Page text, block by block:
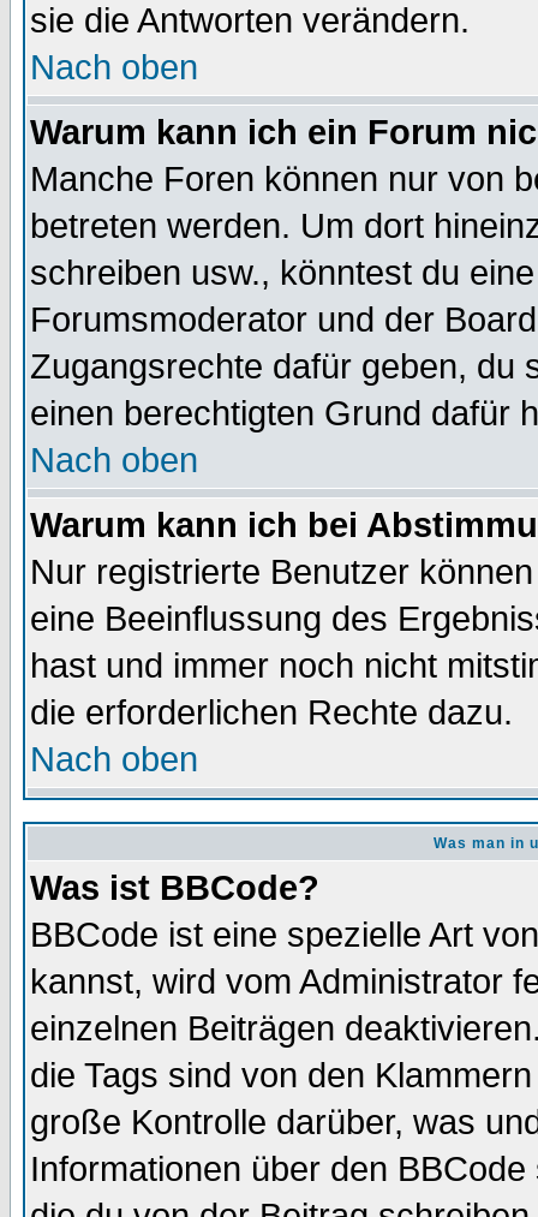
sie die Antworten verändern.
Nach oben
Warum kann ich ein Forum
Manche Foren können nur von
betreten werden. Um dort
schreiben usw., könntest du
Forumsmoderator und der
Zugangsrechte dafür geben, du
einen berechtigten Grund dafür
Nach oben
Warum kann ich bei
Nur registrierte Benutzer
eine Beeinflussung des
hast und immer noch nicht
die erforderlichen Rechte dazu.
Nach oben
Was man in
Was ist BBCode?
BBCode ist eine spezielle Art
kannst, wird vom Administrator
einzelnen Beiträgen
die Tags sind von den
große Kontrolle darüber, was
Informationen über den